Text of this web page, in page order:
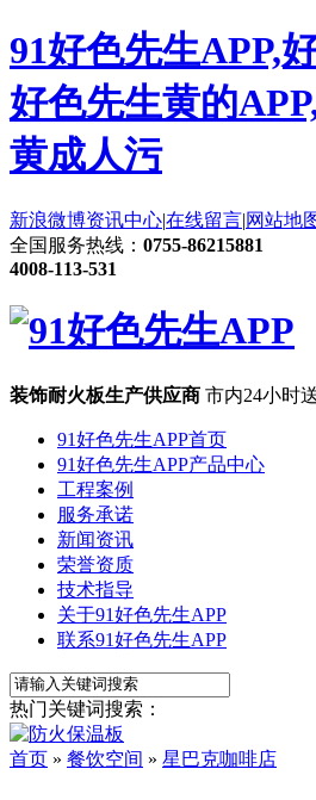
91好色先生APP,
好色先生黄的
黄成人污
新浪微博资讯中心|在线留言|网站地
全国服务热线： 0755-86215881
4008-113-531
装饰耐火板生产供应商 市内24小时
91好色先生APP首页
91好色先生APP产品中心
工程案例
服务承诺
新闻资讯
荣誉资质
技术指导
关于91好色先生APP
联系91好色先生APP
热门关键词搜索：
首页 » 餐饮空间 » 星巴克咖啡店